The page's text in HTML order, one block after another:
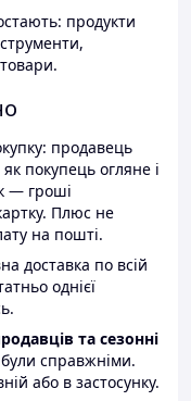
продукти
продавець
покупець огляне і
— гроші
Плюс не
на пошті.
доставка по всій
однієї
та сезонні
справжніми.
або в застосунку.